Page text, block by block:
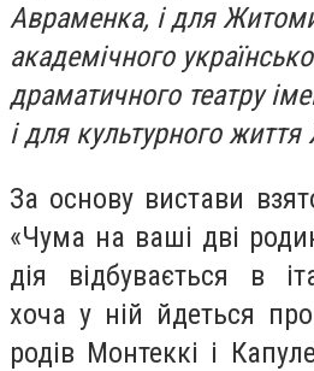
Авраменка, і для
академічного
драматичного театру
і для культурного
За основу вистави
«Чума на ваші дві
дія відбувається в
хоча у ній йдеться
родів Монтеккі і